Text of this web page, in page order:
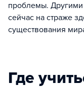
проблемы. Другими
сейчас на страже
существования
Где